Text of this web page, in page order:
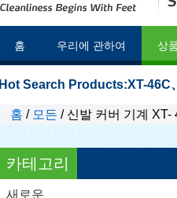
홈 우리에 관하여 상
Hot Search Products:XT-46C、
홈 / 모든 / 신발 커버 기계 XT-
카테고리
새로운